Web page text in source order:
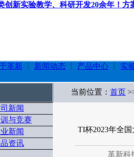
创新实验教学、科研开发20余年！
革新 ┊ 新闻动态 ┊ 产品中心 ┊ 实
当前位置： 首页
新闻
与竞赛
新闻
资讯
TI杯2023年全
革新科